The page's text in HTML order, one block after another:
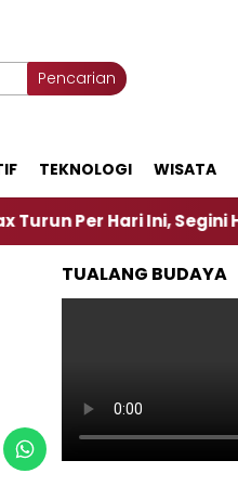
Pencarian
TEKNOLOGI WISATA
Ini, Segini Harganya
TUALANG BUDAYA